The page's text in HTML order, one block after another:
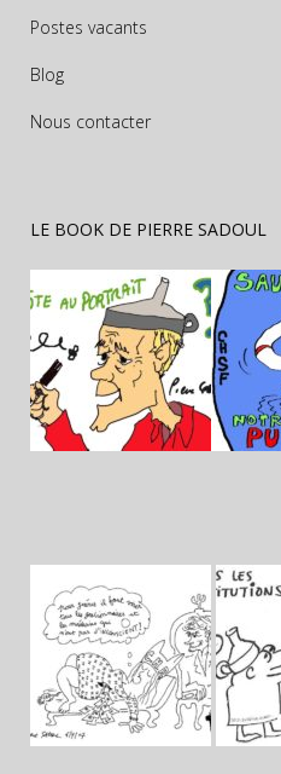
Postes vacants
Blog
Nous contacter
LE BOOK DE PIERRE SADOUL